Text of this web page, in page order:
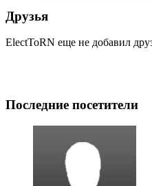
Друзья
ElectToRN еще не добавил
Последние посетители